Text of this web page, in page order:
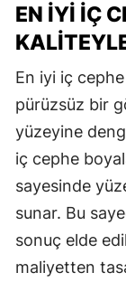
EN İYI İÇ
En iyi iç
pürüzsüz bir
yüzeyine
iç cephe
sayesinde
sunar. Bu
sonuç elde
maliyetten